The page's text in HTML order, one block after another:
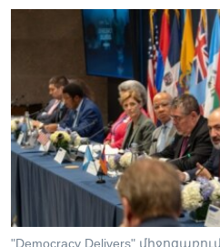
ԿԱՊ ՄԵԶ ՀԵՏ
ՀԵՏԵՒԵՔ ՄԵԶ
Լեզուներ
"Democracy Delivers"